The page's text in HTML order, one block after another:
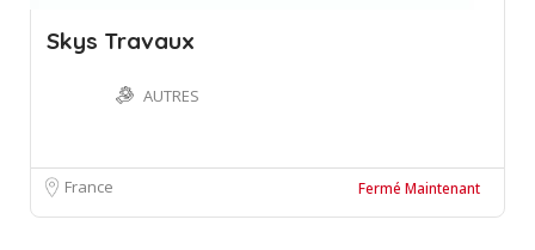
Skys Travaux
AUTRES
France Fermé Maintenant